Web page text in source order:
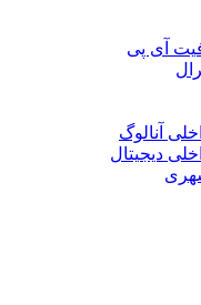
آی پی
آنالوگ
دیجیتال